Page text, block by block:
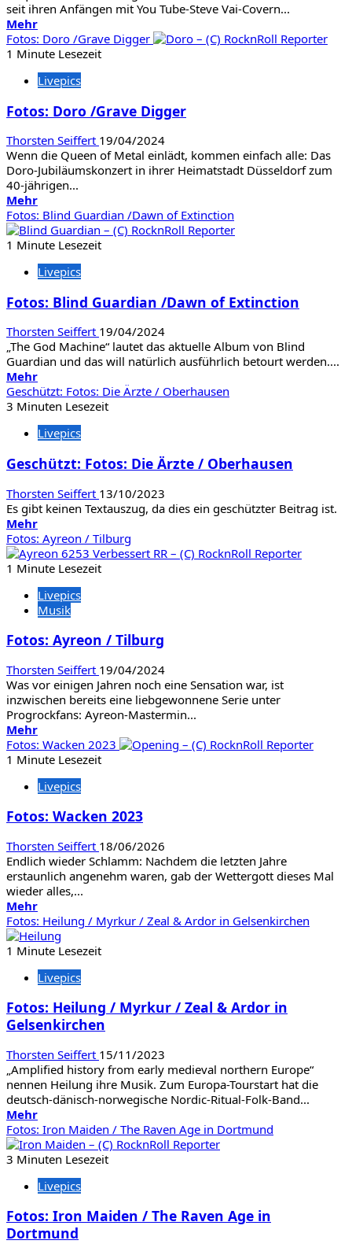
seit ihren Anfängen mit You Tube-Steve Vai-Covern...
MehrMehr
Informationen
über
Yasi
Fotos: Doro /Grave Digger
1 Minute Lesezeit
Livepics
Fotos: Doro /Grave Digger
Thorsten Seiffert 19/04/2024
Wenn die Queen of Metal einlädt, kommen einfach alle: Das
Doro-Jubiläumskonzert in ihrer Heimatstadt Düsseldorf zum
40-jährigen...
MehrMehr
Informationen
über
Fotos:
/Grave
Fotos: Blind Guardian /Dawn of Extinction
1 Minute Lesezeit
Livepics
Fotos: Blind Guardian /Dawn of Extinction
Thorsten Seiffert 19/04/2024
„The God Machine“ lautet das aktuelle Album von Blind
Guardian und das will natürlich ausführlich betourt werden....
MehrMehr
Informationen
über
Blind
/Dawn
Extinction
Geschützt: Fotos: Die Ärzte / Oberhausen
3 Minuten Lesezeit
Livepics
Geschützt: Fotos: Die Ärzte / Oberhausen
Thorsten Seiffert 13/10/2023
Es gibt keinen Textauszug, da dies ein geschützter Beitrag ist.
MehrMehr
Informationen
über
Geschützt:
Die
Ärzte
Oberhausen
Fotos: Ayreon / Tilburg
1 Minute Lesezeit
Livepics
Musik
Fotos: Ayreon / Tilburg
Thorsten Seiffert 19/04/2024
Was vor einigen Jahren noch eine Sensation war, ist
inzwischen bereits eine liebgewonnene Serie unter
Progrockfans: Ayreon-Mastermin...
MehrMehr
Informationen
über
Ayreon
Tilburg
Fotos: Wacken 2023
1 Minute Lesezeit
Livepics
Fotos: Wacken 2023
Thorsten Seiffert 18/06/2026
Endlich wieder Schlamm: Nachdem die letzten Jahre
erstaunlich angenehm waren, gab der Wettergott dieses Mal
wieder alles,...
MehrMehr
Informationen
über
Fotos:
2023
Fotos: Heilung / Myrkur / Zeal & Ardor in Gelsenkirchen
1 Minute Lesezeit
Livepics
Fotos: Heilung / Myrkur / Zeal & Ardor in
Gelsenkirchen
Thorsten Seiffert 15/11/2023
„Amplified history from early medieval northern Europe“
nennen Heilung ihre Musik. Zum Europa-Tourstart hat die
deutsch-dänisch-norwegische Nordic-Ritual-Folk-Band...
MehrMehr
Informationen
über
Fotos:
/
/
Zeal
Fotos: Iron Maiden / The Raven Age in Dortmund
3 Minuten Lesezeit
Livepics
Fotos: Iron Maiden / The Raven Age in
Dortmund